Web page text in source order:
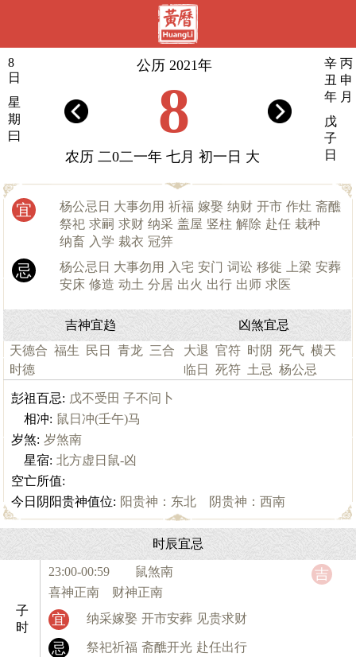
8
日
星
期
曰
辛
丑
年
丙
申
月
戊
子
日
公历 2021年
8
农历 二0二一年 七月 初一日 大
宜 杨公忌日 大事勿用 祈福 嫁娶 纳财 开市 作灶 斋醮
祭祀 求嗣 求财 纳采 盖屋 竖柱 解除 赴任 栽种
纳畜 入学 裁衣 冠笄
忌 杨公忌日 大事勿用 入宅 安门 词讼 移徙 上梁 安葬
安床 修造 动土 分居 出火 出行 出师 求医
吉神宜趋
天德合 福生 民日 青龙 三合
时德
凶煞宜忌
大退 官符 时阴 死气 横天
临日
死符 土忌 杨公忌
彭祖百忌: 戊不受田 子不问卜
相冲: 鼠日冲(壬午)马
岁煞: 岁煞南
星宿: 北方虚日鼠-凶
空亡所值:
今日阴阳贵神值位: 阳贵神：东北 阴贵神：西南
时辰宜忌
子
时
23:00-00:59 鼠煞南
喜神正南 财神正南
宜 纳采嫁娶 开市安葬 见贵求财
忌 祭祀祈福 斋醮开光 赴任出行
吉